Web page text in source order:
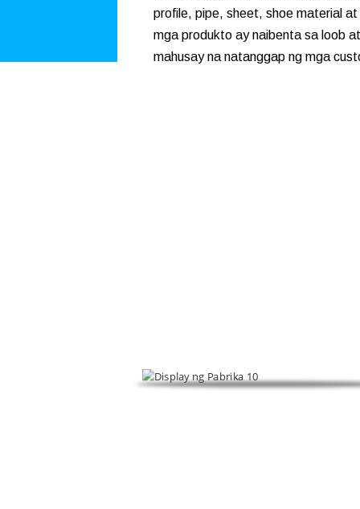
profile, pipe, sheet, shoe material
mga produkto ay naibenta sa loob
mahusay na natanggap ng mga